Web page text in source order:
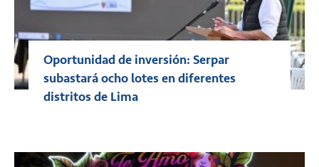
Oportunidad de inversión: Serpar
subastará ocho lotes en diferentes
distritos de Lima